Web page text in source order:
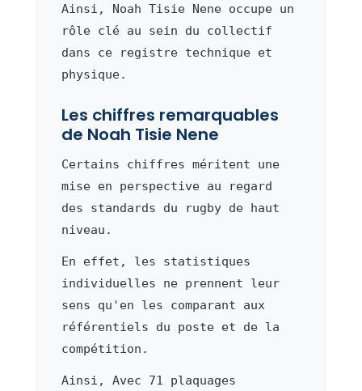
Ainsi, Noah Tisie Nene occupe un
rôle clé au sein du collectif
dans ce registre technique et
physique.
Les chiffres remarquables
de Noah Tisie Nene
Certains chiffres méritent une
mise en perspective au regard
des standards du rugby de haut
niveau.
En effet, les statistiques
individuelles ne prennent leur
sens qu'en les comparant aux
référentiels du poste et de la
compétition.
Ainsi, Avec 71 plaquages